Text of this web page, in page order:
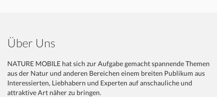
Über Uns
NATURE MOBILE hat sich zur Aufgabe gemacht spannende Themen
aus der Natur und anderen Bereichen einem breiten Publikum aus
Interessierten, Liebhabern und Experten auf anschauliche und
attraktive Art näher zu bringen.